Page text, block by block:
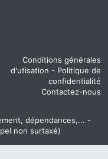
Conditions générales
d'utisation - Politique de
confidentialité
Contactez-nous
dépendances,... -
non surtaxé)